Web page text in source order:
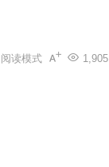
1,905
阅读模式